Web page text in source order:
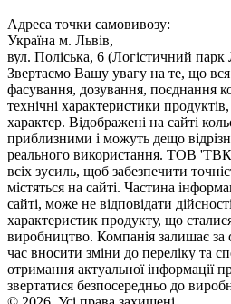
Адреса точки самовивозу:
Україна м. Львів,
вул. Поліська, 6 (Логістичний парк
Звертаємо Вашу увагу на те, що
фасування, дозування, поєднання
технічні характеристики
характер. Відображені на сайті
приблизними і можуть дещо
реального використання. ТОВ 'ТВК
всіх зусиль, щоб забезпечити
містяться на сайті. Частина
сайті, може не відповідати
характеристик продукту, що
виробництво. Компанія залишає за
час вносити зміни до переліку та
отримання актуальної інформації
звертатися безпосередньо до